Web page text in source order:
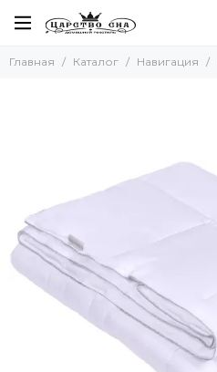
Главная Каталог Навигация